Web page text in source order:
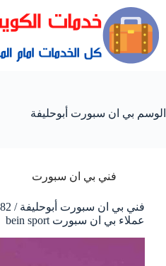
الوسم بي ان سبورت أبوحليفة
فني بي ان سبورت
عملاء بي ان سبورت bein sport